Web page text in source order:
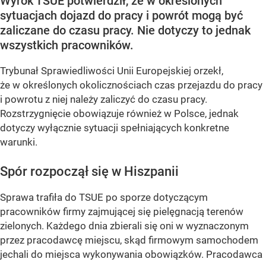
sytuacjach dojazd do pracy i powrót mogą być
zaliczane do czasu pracy. Nie dotyczy to jednak
wszystkich pracowników.
Trybunał Sprawiedliwości Unii Europejskiej orzekł,
że w określonych okolicznościach czas przejazdu do pracy
i powrotu z niej należy zaliczyć do czasu pracy.
Rozstrzygnięcie obowiązuje również w Polsce, jednak
dotyczy wyłącznie sytuacji spełniających konkretne
warunki.
Spór rozpoczął się w Hiszpanii
Sprawa trafiła do TSUE po sporze dotyczącym
pracowników firmy zajmującej się pielęgnacją terenów
zielonych. Każdego dnia zbierali się oni w wyznaczonym
przez pracodawcę miejscu, skąd firmowym samochodem
jechali do miejsca wykonywania obowiązków. Pracodawca